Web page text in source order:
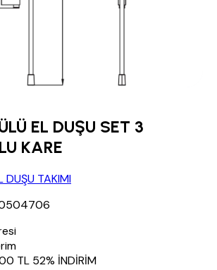
EL DUŞU SET 3
KARE
DUŞU TAKIMI
TL 52% İNDİRİM